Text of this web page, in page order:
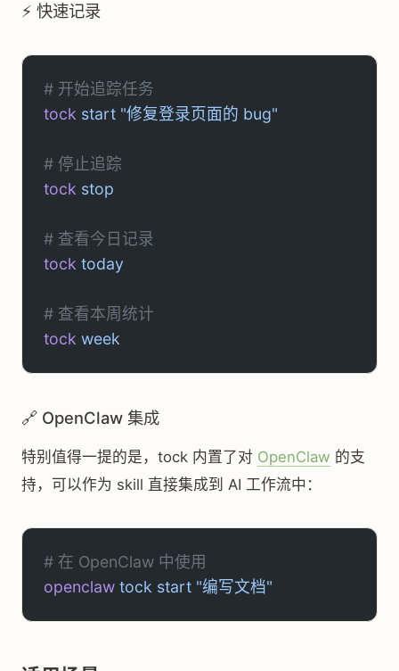
⚡ 快速记录
# 开始追踪任务
tock start "修复登录页面的 bug"
# 停止追踪
tock stop
# 查看今日记录
tock today
# 查看本周统计
tock week
🔗 OpenClaw 集成
特别值得一提的是，tock 内置了对 OpenClaw 的支
持，可以作为 skill 直接集成到 AI 工作流中：
# 在 OpenClaw 中使用
openclaw tock start "编写文档"